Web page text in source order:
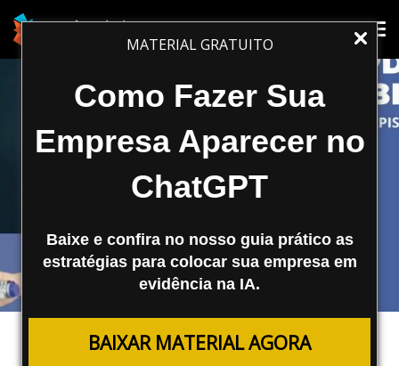
MATERIAL GRATUITO
Como Fazer Sua
Empresa Aparecer no
ChatGPT
Baixe e confira no nosso guia prático as
estratégias para colocar sua empresa em
evidência na IA.
BAIXAR MATERIAL AGORA
O que é o Update BERT?